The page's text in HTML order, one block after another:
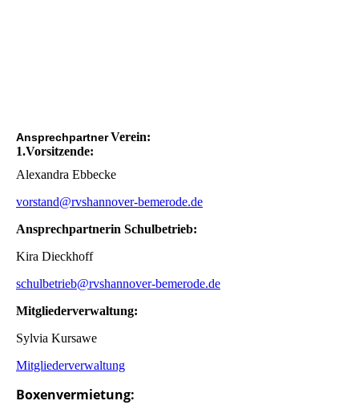
AnsprechpartnerVerein:
1.Vorsitzende:
Alexandra Ebbecke
vorstand@rvshannover-bemerode.de
Ansprechpartnerin Schulbetrieb:
Kira Dieckhoff
schulbetrieb@rvshannover-bemerode.de
Mitgliederverwaltung:
Sylvia Kursawe
Mitgliederverwaltung
Boxenvermietung: